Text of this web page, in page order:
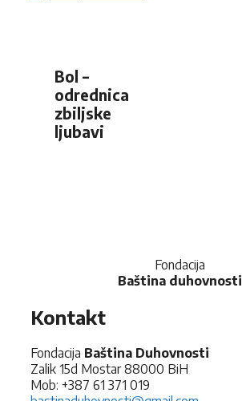
Bol –
odrednica
zbiljske
ljubavi
Fondacija
Baština duhovnosti
Kontakt
Fondacija Baština Duhovnosti
Zalik 15d Mostar 88000 BiH
Mob: +387 61 371 019